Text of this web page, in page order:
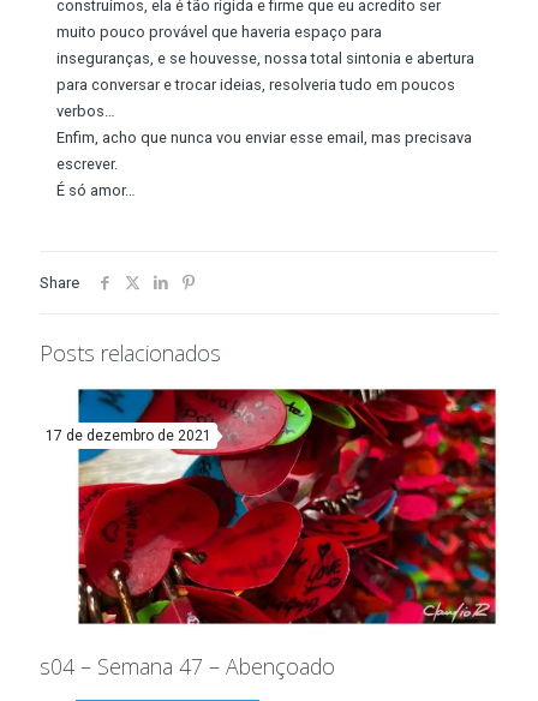
construímos, ela é tão rígida e firme que eu acredito ser
muito pouco provável que haveria espaço para
inseguranças, e se houvesse, nossa total sintonia e abertura
para conversar e trocar ideias, resolveria tudo em poucos
verbos…
Enfim, acho que nunca vou enviar esse email, mas precisava
escrever.
É só amor…
Share
Posts relacionados
17 de dezembro de 2021
s04 – Semana 47 – Abençoado